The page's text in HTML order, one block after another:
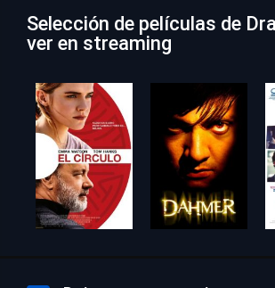
Selección de películas de
ver en streaming